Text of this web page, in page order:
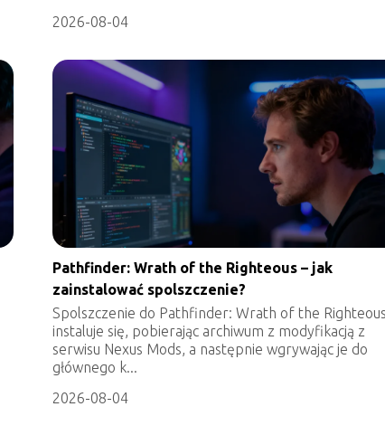
2026-08-04
Pathfinder: Wrath of the Righteous – jak
zainstalować spolszczenie?
Spolszczenie do Pathfinder: Wrath of the
instaluje się, pobierając archiwum z modyfikacją z
serwisu Nexus Mods, a następnie wgrywając je do
głównego k...
2026-08-04